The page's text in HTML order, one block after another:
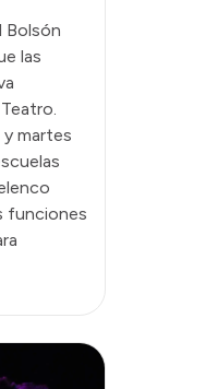
Bolsón
las
martes
funciones